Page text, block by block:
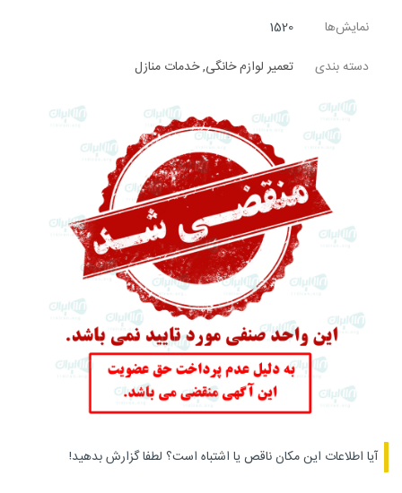
نمایش‌ها
1520
دسته بندی
تعمیر لوازم خانگی,خدمات منازل
آیا اطلاعات این مکان ناقص یا اشتباه است؟ لطفا گزارش بدهید!